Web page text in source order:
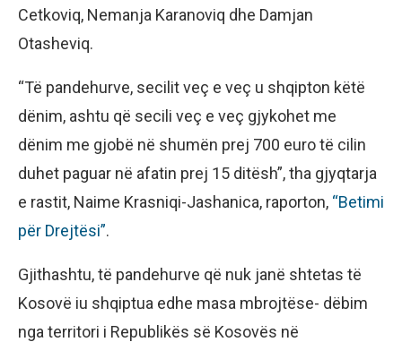
Cetkoviq, Nemanja Karanoviq dhe Damjan
Otasheviq.
“Të pandehurve, secilit veç e veç u shqipton këtë
dënim, ashtu që secili veç e veç gjykohet me
dënim me gjobë në shumën prej 700 euro të cilin
duhet paguar në afatin prej 15 ditësh”, tha gjyqtarja
e rastit, Naime Krasniqi-Jashanica, raporton, “Betimi
për Drejtësi”.
Gjithashtu, të pandehurve që nuk janë shtetas të
Kosovë iu shqiptua edhe masa mbrojtëse- dëbim
nga territori i Republikës së Kosovës në